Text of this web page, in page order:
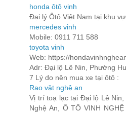
honda ôtô vinh
Đại lý Ôtô Việt Nam tại khu
mercedes vinh
Mobile: 0911 711 588
toyota vinh
Web: https://
Adr: Đại lộ Lê Nin, Phường
7 Lý do nên mua xe tại ôtô :
Rao vặt nghệ an
Vị trí toạ lạc tại Đại lộ Lê
Nghệ An, Ô TÔ VINH